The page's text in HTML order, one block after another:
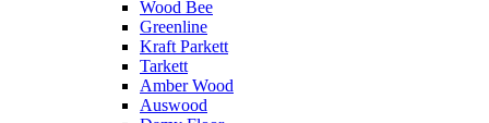
Wood Bee
Greenline
Kraft Parkett
Tarkett
Amber Wood
Auswood